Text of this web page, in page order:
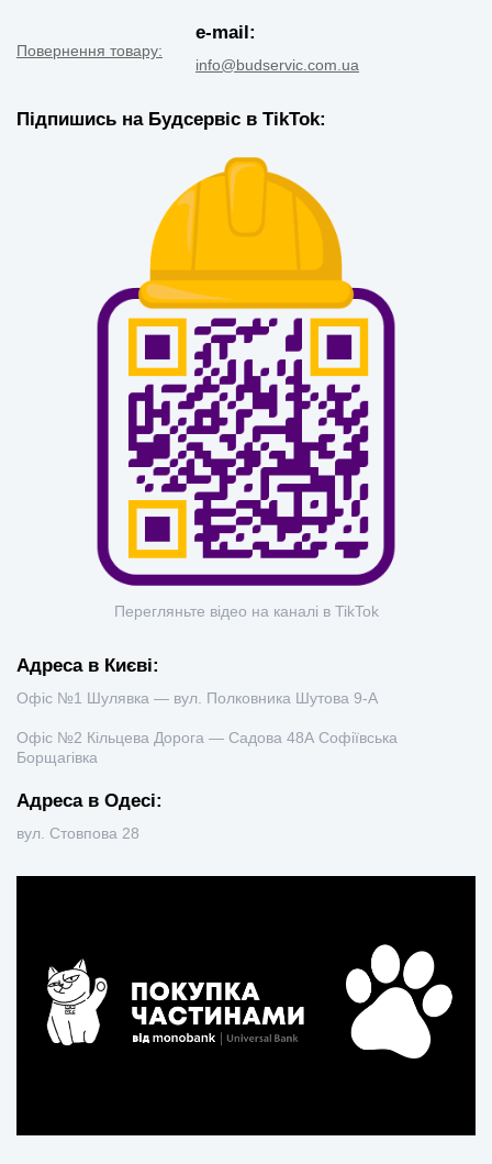
Повернення товару:
e-mail:
info@budservic.com.ua
Підпишись на Будсервіс в TikTok:
Перегляньте відео на каналі в TikTok
Адреса в Києві:
Офіс №1 Шулявка — вул. Полковника Шутова 9-А
Офіс №2 Кільцева Дорога — Садова 48А Софіївська
Борщагівка
Адреса в Одесі:
вул. Стовпова 28